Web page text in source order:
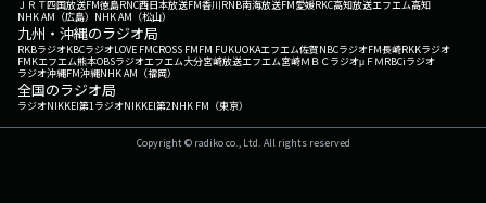
ＪＲＴ四国放送FM徳島RNC西日本放送FM香川RNB南海放送FM愛媛RKC高知放送エフエム高知
NHK AM（広島） NHK AM（松山）
九州・沖縄のラジオ局
RKBラジオKBCラジオLOVE FMCROSS FMFM FUKUOKAエフエム佐賀NBCラジオFM長崎RKKラジオ
FMKエフエム熊本OBSラジオエフエム大分宮崎放送エフエム宮崎ＭＢＣラジオμＦＭRBCiラジオ
ラジオ沖縄FM沖縄NHK AM（福岡）
全国のラジオ局
ラジオNIKKEI第1ラジオNIKKEI第2NHK FM（東京）
Copyright © radiko co., Ltd. All rights reserved